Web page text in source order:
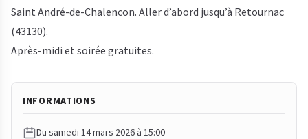
Saint André-de-Chalencon. Aller d’abord jusqu’à Retournac
(43130).
Après-midi et soirée gratuites.
INFORMATIONS
Du samedi 14 mars 2026 à 15:00